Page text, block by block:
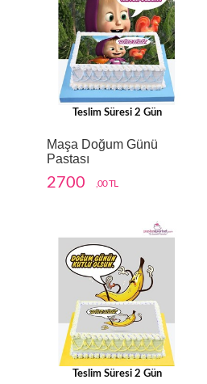
Teslim Süresi 2 Gün
Maşa Doğum Günü
Pastası
2700 ,00 TL
Teslim Süresi 2 Gün